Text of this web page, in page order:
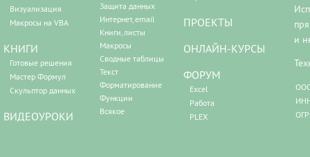
Визуализация
Макросы на VBA
КНИГИ
Готовые решения
Мастер Формул
Скульптор данных
ВИДЕОУРОКИ
Защита данных
Интернет, email
Книги, листы
Макросы
Сводные таблицы
Текст
Форматирование
Функции
Всякое
ПРОЕКТЫ
ОНЛАЙН-КУРСЫ
ФОРУМ
Excel
Работа
PLEX
и